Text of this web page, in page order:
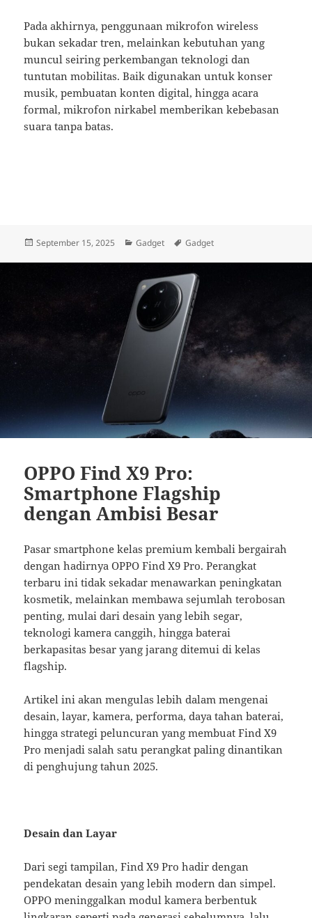
Pada akhirnya, penggunaan mikrofon wireless
bukan sekadar tren, melainkan kebutuhan yang
muncul seiring perkembangan teknologi dan
tuntutan mobilitas. Baik digunakan untuk konser
musik, pembuatan konten digital, hingga acara
formal, mikrofon nirkabel memberikan kebebasan
suara tanpa batas.
Posted
September 15, 2025 Categories
Gadget Tags
Gadget
OPPO Find X9 Pro:
Smartphone Flagship
dengan Ambisi Besar
Pasar smartphone kelas premium kembali bergairah
dengan hadirnya OPPO Find X9 Pro. Perangkat
terbaru ini tidak sekadar menawarkan peningkatan
kosmetik, melainkan membawa sejumlah terobosan
penting, mulai dari desain yang lebih segar,
teknologi kamera canggih, hingga baterai
berkapasitas besar yang jarang ditemui di kelas
flagship.
Artikel ini akan mengulas lebih dalam mengenai
desain, layar, kamera, performa, daya tahan baterai,
hingga strategi peluncuran yang membuat Find X9
Pro menjadi salah satu perangkat paling dinantikan
di penghujung tahun 2025.
Desain dan Layar
Dari segi tampilan, Find X9 Pro hadir dengan
pendekatan desain yang lebih modern dan simpel.
OPPO meninggalkan modul kamera berbentuk